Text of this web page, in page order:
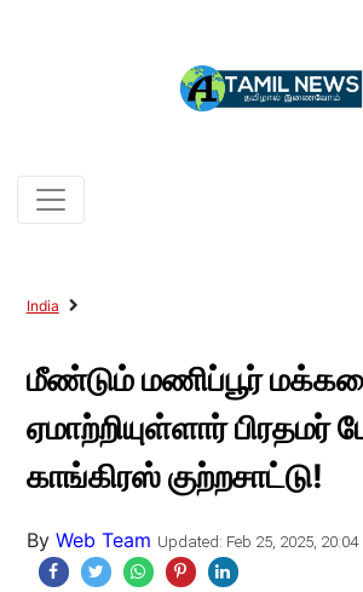
India
மீண்டும் மணிப்பூர்
ஏமாற்றியுள்ளார் பிரதமர்
காங்கிரஸ் குற்றசாட்டு!
By Web Team Updated: Feb 25, 2025, 20:04